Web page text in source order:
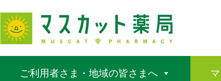
ご利用者さま・地域の皆さまへ